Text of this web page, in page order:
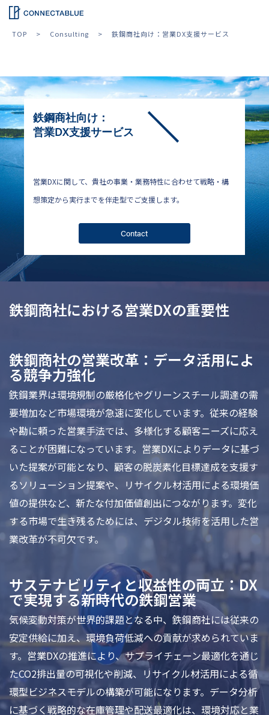
TOP Consulting 鉄鋼商社向け：営業DX支援サービス
鉄鋼商社向け：
営業DX支援サービス
営業DXに関して、貴社の事業・業務特性に合わせて戦略・構
想策定から実行までを伴走型でご支援します。
Contact
鉄鋼商社における営業DXの重要性
鉄鋼商社の営業改革：データ活用によ
る競争力強化
鉄鋼業界は環境規制の厳格化やグリーンスチール調達の需
要増加など市場環境が急速に変化しています。従来の経験
や勘に頼った営業手法では、多様化する顧客ニーズに応え
ることが困難になっています。営業DXによりデータに基づ
いた提案が可能となり、顧客の脱炭素化目標達成を支援す
るソリューション提案や、リサイクル材活用による環境価
値の提供など、新たな付加価値創出につながります。変化
する市場で生き残るためには、デジタル技術を活用した営
業改革が不可欠です。
サステナビリティと収益性の両立：DX
で実現する新時代の鉄鋼営業
気候変動対策が世界的課題となる中、鉄鋼商社には従来の
安定供給に加え、環境負荷低減への貢献が求められていま
す。営業DXの推進により、サプライチェーン最適化を通じ
たCO2排出量の可視化や削減、リサイクル材活用による循
環型ビジネスモデルの構築が可能になります。データ分析
に基づく戦略的な在庫管理や配送最適化は、環境対応と業